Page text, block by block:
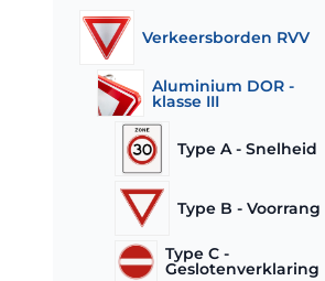
Verkeersborden RVV
Aluminium DOR -
klasse III
Type A - Snelheid
Type B - Voorrang
Type C -
Geslotenverklaring